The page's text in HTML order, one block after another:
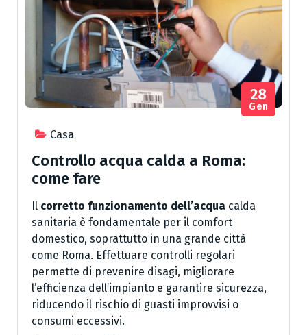
Casa
28
Gen
Controllo acqua calda a Roma:
come fare
Il corretto funzionamento dell’acqua calda
sanitaria è fondamentale per il comfort
domestico, soprattutto in una grande città
come Roma. Effettuare controlli regolari
permette di prevenire disagi, migliorare
l’efficienza dell’impianto e garantire sicurezza,
riducendo il rischio di guasti improvvisi o
consumi eccessivi.